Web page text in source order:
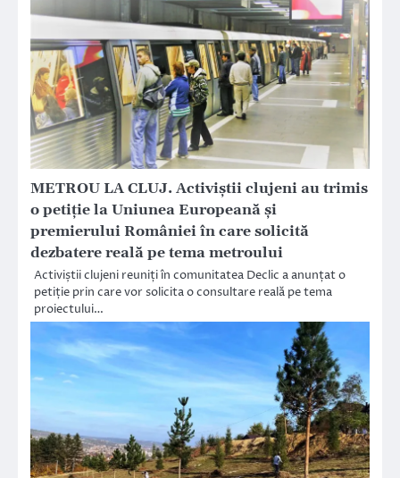
METROU LA CLUJ. Activiștii clujeni au trimis
o petiție la Uniunea Europeană și
premierului României în care solicită
dezbatere reală pe tema metroului
Activiștii clujeni reuniți în comunitatea Declic a anunțat o
petiție prin care vor solicita o consultare reală pe tema
proiectului…